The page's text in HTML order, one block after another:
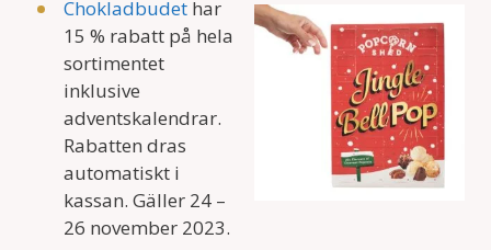
Chokladbudethar
15 % rabatt på hela
sortimentet
inklusive
adventskalendrar.
Rabatten dras
automatiskt i
kassan. Gäller 24 –
26 november 2023.